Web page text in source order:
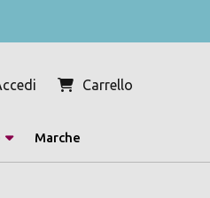
Carrello
Marche